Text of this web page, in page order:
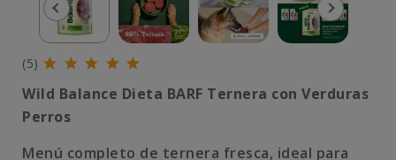
(5)
Wild Balance Dieta BARF Ternera con Verduras
Perros
Menú completo de ternera fresca, ideal para